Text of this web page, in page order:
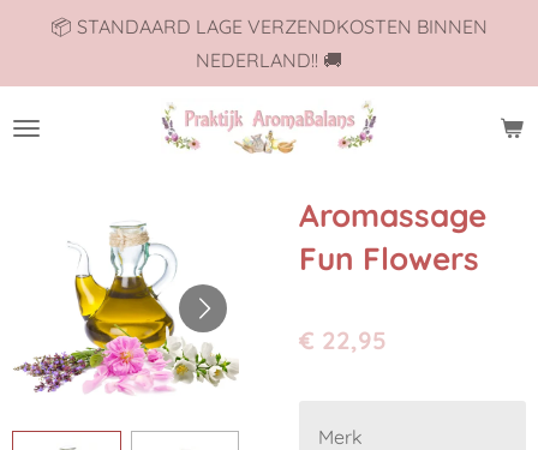
de
📦 STANDAARD LAGE VERZENDKOSTEN BINNEN
NEDERLAND!! 🚚
Aromassage
Fun Flowers
€ 22,95
Merk